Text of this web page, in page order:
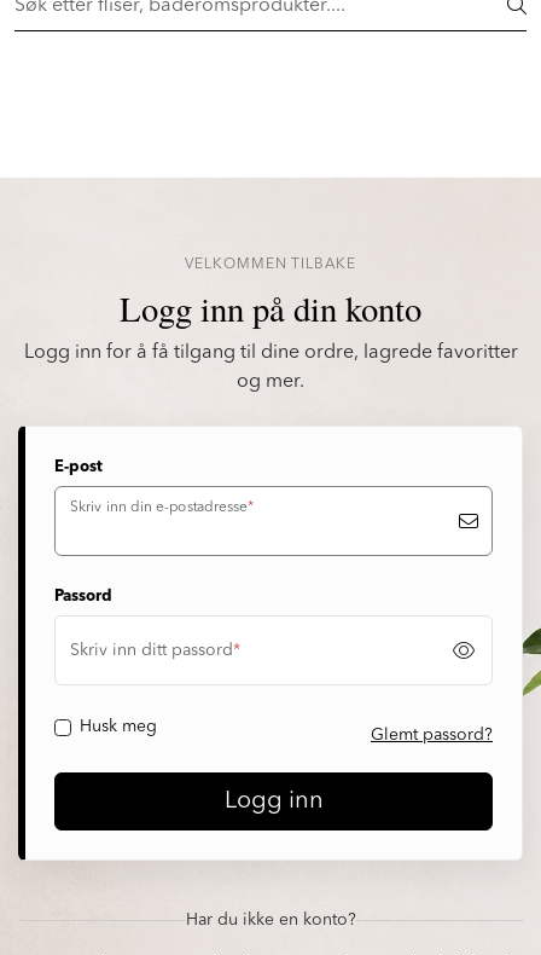
Skip to main contentFlisheller fra 149,- pr. stk! Shop her >
VELKOMMEN TILBAKE
Logg inn på din konto
Logg inn for å få tilgang til dine ordre, lagrede favoritter
og mer.
E-post
Skriv inn din e-postadresse*
Passord
Skriv inn ditt passord*
Husk meg Glemt passord?
Logg inn
Har du ikke en konto?
INSPIRASJON
Favoritter (0